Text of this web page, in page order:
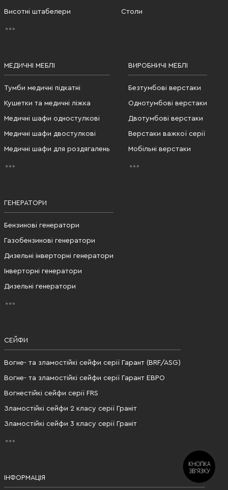
Висотні штабелери Столи
МЕДИЧНІ МЕБЛІ
Тумби медичні підкатні
Кушетки та медичні ліжка
Медичні шафи одностулкові
Медичні шафи двостулкові
Медичні шафи для роздягалень
ВИРОБНИЧІ МЕБЛІ
Безтумбові верстаки
Однотумбові верстаки
Двотумбові верстаки
Верстаки важкої серії
Мобільні верстаки
ГЕНЕРАТОРИ
Бензинові генератори
Газобензинові генератори
Дизельні інверторні генератори
Інверторні генератори
Дизельні генератори
СЕЙФИ
Вогне- та зламостійкі сейфи серії Гарант (BRF/ASG)
Вогне- та зламостійкі сейфи серії Гарант ЕВРО
Вогнестійкі сейфи серії FRS
Зламостійкі сейфи 2 класу серії Граніт
Зламостійкі сейфи 3 класу серії Граніт
ІНФОРМАЦІЯ
КНОПКА
ЗВ'ЯЗКУ